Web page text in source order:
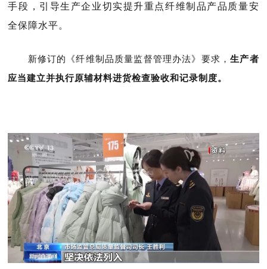
手段，引导生产企业切实提升重点纤维制品产品质量安
全保障水平。
新修订的《纤维制品质量监督管理办法》要求，生产者
应当建立并执行原辅材料进货检查验收和记录制度。